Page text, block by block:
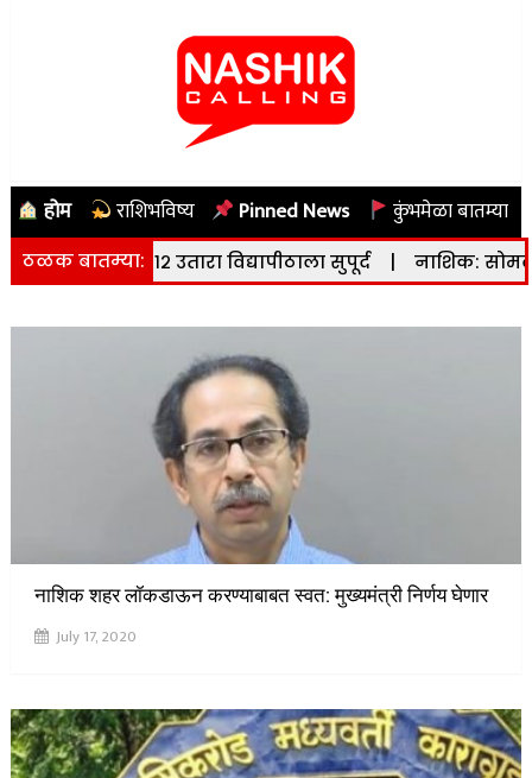
होम राशिभविष्य Pinned News कुंभमेळा बातम्या
ठळक बातम्या:
७/१२ उतारा विद्यापीठाला सुपूर्द | नाशिक: सोमवारी (दि.
नाशिक शहर लॉकडाऊन करण्याबाबत स्वत: मुख्यमंत्री निर्णय घेणार
July 17, 2020